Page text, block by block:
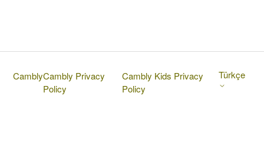
CamblyCambly Privacy
Policy
Cambly Kids Privacy
Policy
Türkçe